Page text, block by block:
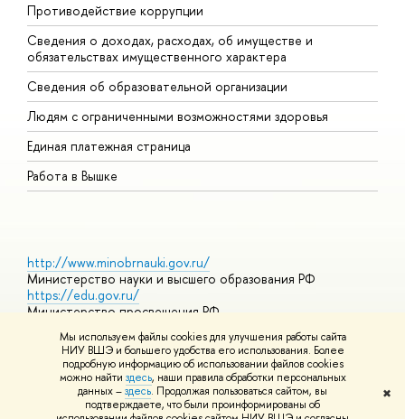
Мы используем файлы cookies для улучшения работы сайта
НИУ ВШЭ и большего удобства его использования. Более
подробную информацию об использовании файлов cookies
можно найти здесь, наши правила обработки персональных
данных –здесь. Продолжая пользоваться сайтом, вы
подтверждаете, что были проинформированы об
✖
Противодействие коррупции
Сведения о доходах, расходах, об имуществе и
обязательствах имущественного характера
Сведения об образовательной организации
Людям с ограниченными возможностями здоровья
Единая платежная страница
Работа в Вышке
http://www.minobrnauki.gov.ru/
Министерство науки и высшего образования РФ
https://edu.gov.ru/
Министерство просвещения РФ
https://elearning.hse.ru/mooc
Массовые открытые онлайн-курсы
© НИУ ВШЭ 1993–2026 Адреса и контактыУсловия
использования материалов Политика конфиденциальности